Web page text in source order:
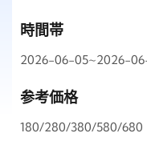
時間帯
2026-06-05~2026-
参考価格
180/280/380/580/680